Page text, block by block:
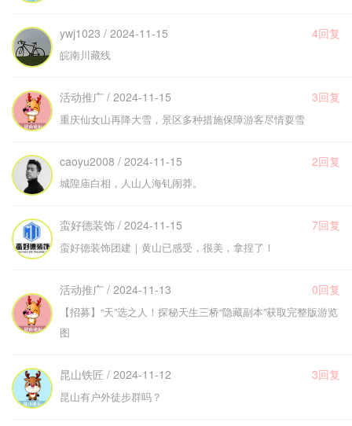
ywj1023 / 2024-11-15 4回复
皖南川藏线
活动推广 / 2024-11-15 3回复
重庆仙女山再降大雪，景区多种措施保障游客尽情耍雪
caoyu2008 / 2024-11-15 2回复
城隍庙白相，人山人海钆闹莽。
蛮好德装饰 / 2024-11-15 7回复
蛮好德装饰团建｜黄山已感受，很美，拿捏了！
活动推广 / 2024-11-13 0回复
【招募】“天”选之人！探秘天生三桥“隐藏副本”获取完整版游览
图
昆山铁匠 / 2024-11-12 3回复
昆山有户外徒步群吗？